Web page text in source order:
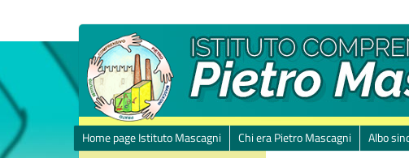
Home page Istituto Mascagni Chi era Pietro Mascagni Albo